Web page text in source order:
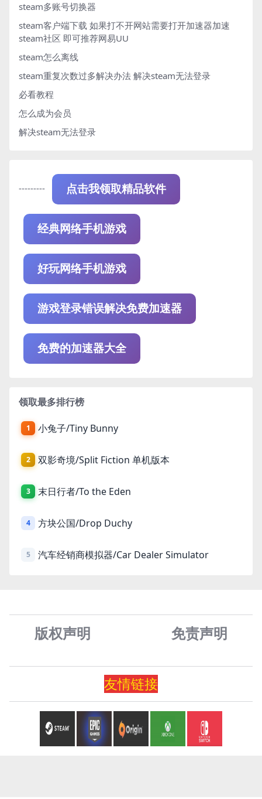
steam多账号切换器
steam客户端下载 如果打不开网站需要打开加速器加速
steam社区 即可推荐网易UU
steam怎么离线
steam重复次数过多解决办法 解决steam无法登录
必看教程
怎么成为会员
解决steam无法登录
--------- 点击我领取精品软件
经典网络手机游戏
好玩网络手机游戏
游戏登录错误解决免费加速器
免费的加速器大全
领取最多排行榜
1 小兔子/Tiny Bunny
2 双影奇境/Split Fiction 单机版本
3 末日行者/To the Eden
4 方块公国/Drop Duchy
5 汽车经销商模拟器/Car Dealer Simulator
版权声明 免责声明
友情链接